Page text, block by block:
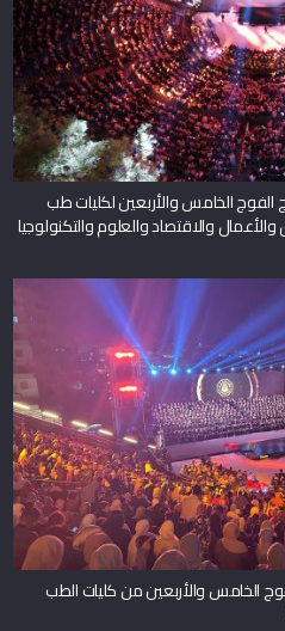
الخامس والأربعين لكليات طب
والاقتصاد والعلوم والتكنولوجيا
الخامس والأربعين من كليات الطب